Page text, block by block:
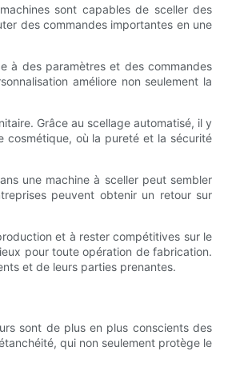
sont capables de sceller des
des commandes importantes en une
à des paramètres et des commandes
améliore non seulement la
Grâce au scellage automatisé, il y
cosmétique, où la pureté et la sécurité
une machine à sceller peut sembler
peuvent obtenir un retour sur
et à rester compétitives sur le
pour toute opération de fabrication.
et de leurs parties prenantes.
sont de plus en plus conscients des
qui non seulement protège le